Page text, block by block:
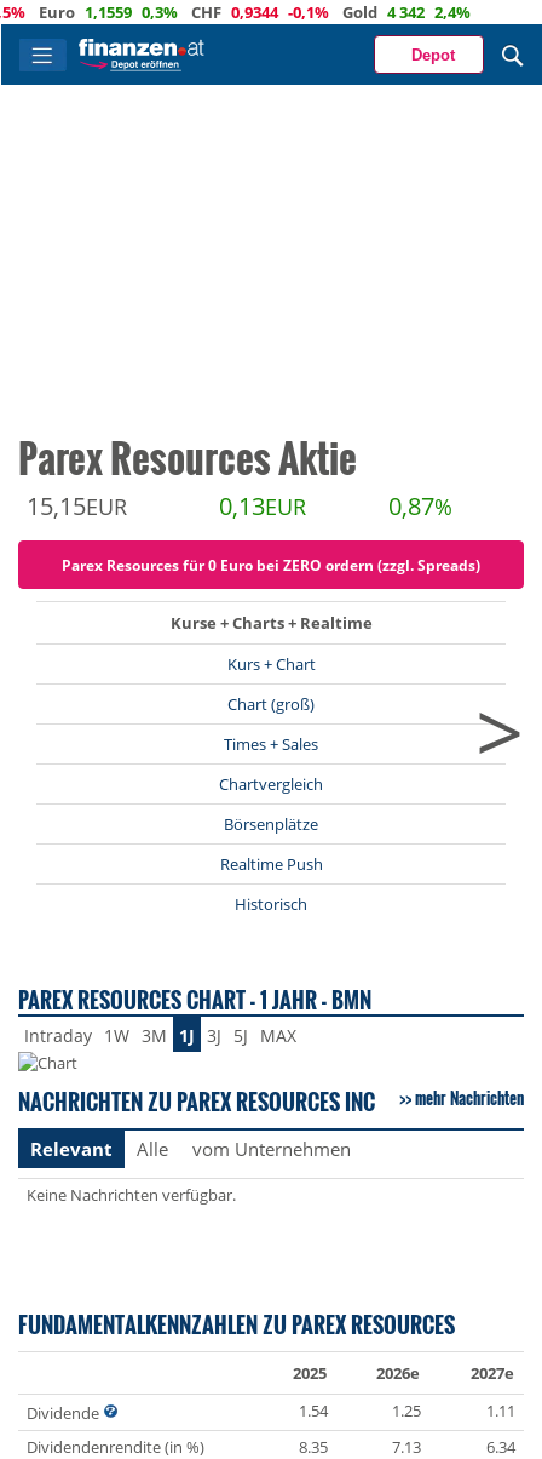
1,1559 0,3% CHF 0,9344 -0,1% Gold 4 342 2,4%
Depot
Parex Resources Aktie
15,15EUR 0,13EUR 0,87%
Parex Resources für 0 Euro bei ZERO ordern (zzgl. Spreads)
Kurse + Charts + Realtime
Kurs + Chart
Chart (groß)
Times + Sales
Chartvergleich
Börsenplätze
Realtime Push
Historisch
>
PAREX RESOURCES CHART - 1 JAHR - BMN
Intraday 1W 3M 1J 3J 5J MAX
NACHRICHTEN ZU PAREX RESOURCES INC mehr Nachrichten
Relevant Alle vom Unternehmen
Keine Nachrichten verfügbar.
FUNDAMENTALKENNZAHLEN ZU PAREX RESOURCES
2025 2026e
2027e
Dividende
1.54 1.25
1.11
Dividendenrendite (in %)
8.35 7.13
6.34